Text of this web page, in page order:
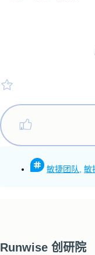
敏捷团队 敏
Runwise 创研院